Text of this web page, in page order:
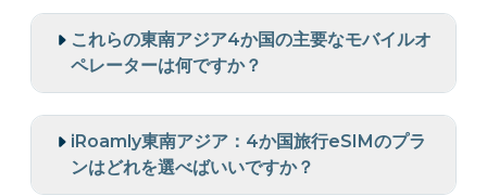
これらの東南アジア4か国の主要なモバイルオ
ペレーターは何ですか？
iRoamly東南アジア：4か国旅行eSIMのプラ
ンはどれを選べばいいですか？